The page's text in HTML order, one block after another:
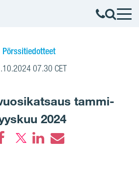
Pörssitiedotteet
07.30 CET
tammi-
2024